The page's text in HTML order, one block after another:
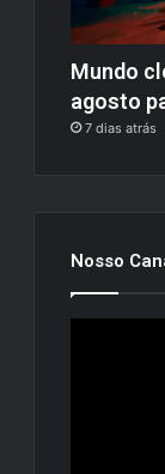
Mundo
agosto
7 dias atrás
Nosso